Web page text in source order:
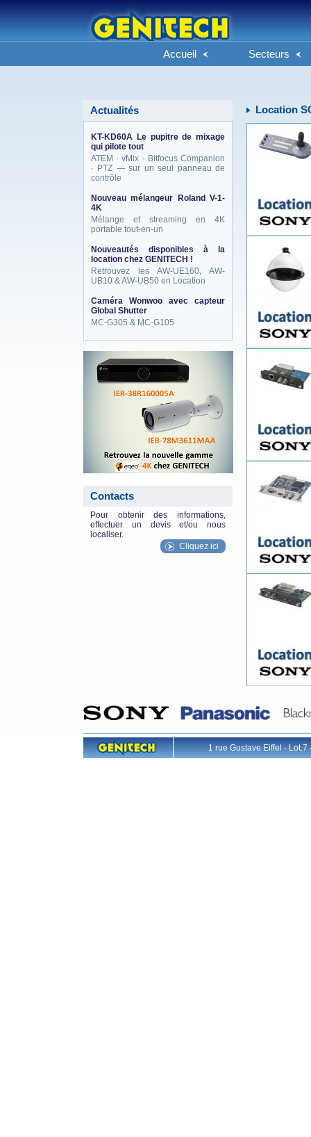
Accueil Secteurs
Actualités
KT-KD60A Le pupitre de mixage
qui pilote tout
ATEM · vMix · Bitfocus Companion
· PTZ — sur un seul panneau de
contrôle
Nouveau mélangeur Roland V-1-
4K
Mélange et streaming en 4K
portable tout-en-un
Nouveautés disponibles à la
location chez GENITECH !
Retrouvez les AW-UE160, AW-
UB10 & AW-UB50 en Location
Caméra Wonwoo avec capteur
Global Shutter
MC-G305 & MC-G105
Contacts
Pour obtenir des informations,
effectuer un devis et/ou nous
localiser.
Cliquez ici
Location
1 rue Gustave Eiffel -